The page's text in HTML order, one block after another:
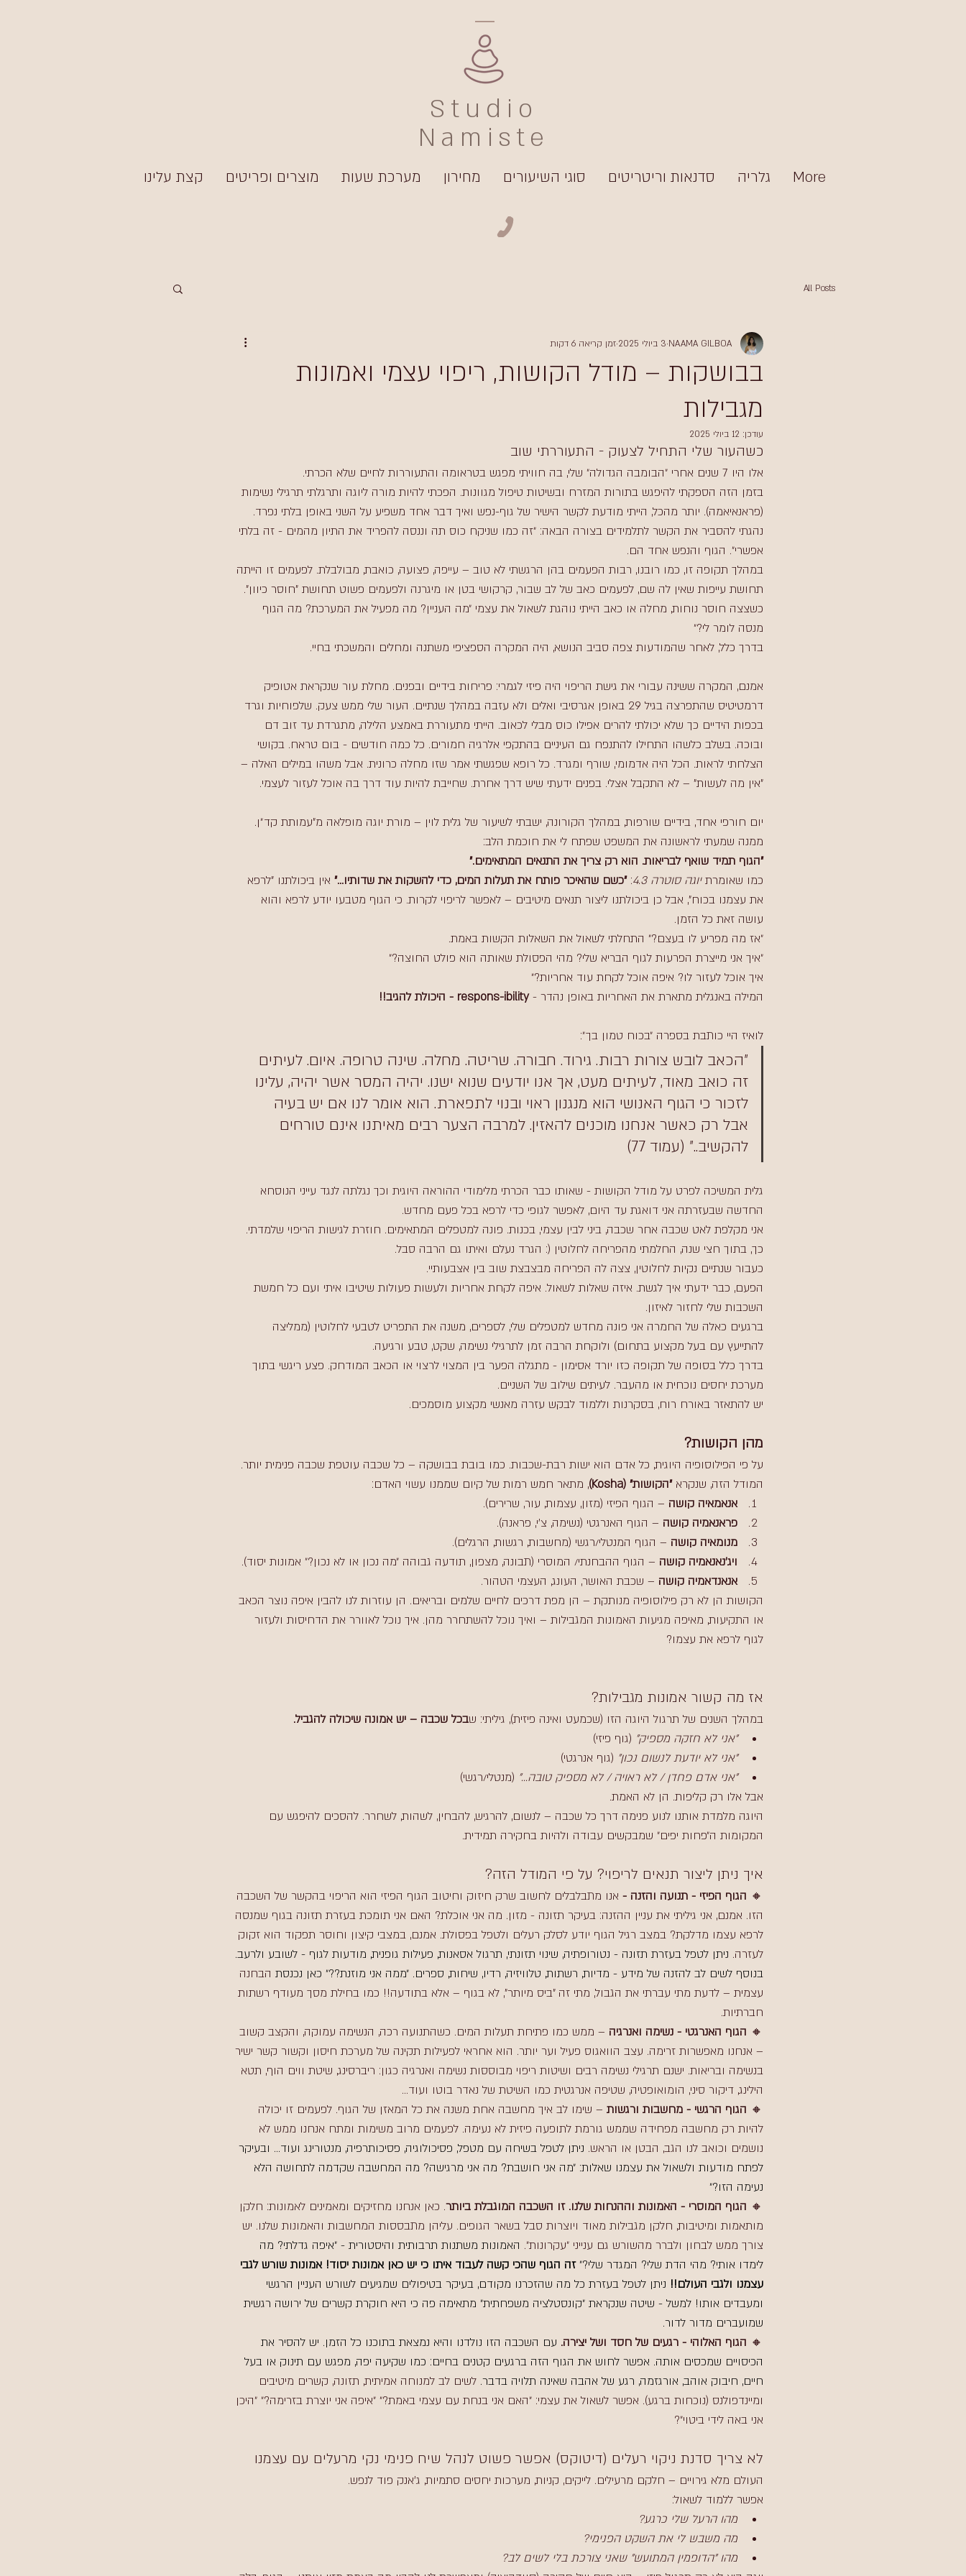
Studio
Namiste
קצת עלינו מוצרים ופריטים מערכת שעות מחירון סוגי השיעורים סדנאות וריטריטים גלריה More
All Posts
בבושקות – מודל הקושות, ריפוי עצמי ואמונות
מגבילות
NAAMA GILBOA 3 ביולי 2025 זמן קריאה 6 דקות
עודכן: 12 ביולי 2025
כשהעור שלי התחיל לצעוק - התעוררתי שוב
אלו היו 7 שנים אחרי ״הבומבה הגדולה״ שלי, בה חוויתי מפגש בטראומה והתעוררות לחיים שלא הכרתי.
בזמן הזה הספקתי להיפגש בתורות המזרח ובשיטות טיפול מגוונות. הפכתי להיות מורה ליוגה ותרגלתי תרגילי נשימות
(פראנאיאמה). יותר מהכל, הייתי מודעת לקשר הישיר של גוף-נפש ואיך דבר אחד משפיע על השני באופן בלתי נפרד.
נהגתי להסביר את הקשר לתלמידים בצורה הבאה: ״זה כמו שניקח כוס תה וננסה להפריד את התיון מהמים - זה בלתי
אפשרי״. הגוף והנפש אחד הם.
במהלך תקופה זו, כמו רובנו, רבות הפעמים בהן הרגשתי לא טוב – עייפה, פצועה, כואבת, מבולבלת. לפעמים זו הייתה
תחושת עייפות שאין לה שם, לפעמים כאב של לב שבור, קרקושי בטן או מיגרנה ולפעמים פשוט תחושת "חוסר כיוון".
כשצצה חוסר נוחות, מחלה או כאב הייתי נוהגת לשאול את עצמי ״מה העניין? מה מפעיל את המערכת? מה הגוף
מנסה לומר לי?״
בדרך כלל, לאחר שהמודעות צפה סביב הנושא, היה המקרה הספציפי משתנה ומחלים והמשכתי בחיי.
אמנם, המקרה ששינה עבורי את גישת הריפוי היה פיזי לגמרי: פריחות בידיים ובפנים. מחלת עור שנקראת אטופיק
דרמטיטיס שהתפרצה בגיל 29 באופן אגרסיבי ואלים ולא עזבה במהלך שנתיים. העור שלי ממש צעק. שלפוחיות וגרד
בכפות הידיים כך שלא יכולתי להרים אפילו כוס מבלי לכאוב. הייתי מתעוררת באמצע הלילה, מתגרדת עד זוב דם
ובוכה. בשלב כלשהו התחילו להתנפח גם העיניים בהתקפי אלרגיה חמורים. כל כמה חודשים - בום טראח. בקושי
הצלחתי לראות. הכל היה אדמומי, שורף ומגרד. כל רופא שפגשתי אמר שזו מחלה כרונית. אבל משהו במילים האלה –
"אין מה לעשות" – לא התקבל אצלי. בפנים ידעתי שיש דרך אחרת. שחייבת להיות עוד דרך בה אוכל לעזור לעצמי.
יום חורפי אחד, בידיים שורפות, במהלך הקורונה, ישבתי לשיעור של גלית לוין – מורת יוגה מופלאה מ"עמותת קד״ן.
ממנה שמעתי לראשונה את המשפט שפתח לי את חוכמת הלב:
"הגוף תמיד שואף לבריאות. הוא רק צריך את התנאים המתאימים."
כמו שאומרת יוגה סוטרה 4.3 : "כשם שהאיכר פותח את תעלות המים, כדי להשקות את שדותיו..." אין ביכולתנו "לרפא
את עצמנו בכוח", אבל כן ביכולתנו ליצור תנאים מיטיבים – לאפשר לריפוי לקרות. כי הגוף מטבעו יודע לרפא והוא
עושה זאת כל הזמן.
״אז מה מפריע לו בעצם?״ התחלתי לשאול את השאלות הקשות באמת.
״איך אני מייצרת הפרעות לגוף הבריא שלי? מהי הפסולת שאותה הוא פולט החוצה?״
איך אוכל לעזור לו? איפה אוכל לקחת עוד אחריות?״
המילה באנגלית מתארת את האחריות באופן נהדר - respons-ibility - היכולת להגיב!!
לואיז היי כותבת בספרה ״בכוח טמון בך״:
״הכאב לובש צורות רבות. גירוד. חבורה. שריטה. מחלה. שינה טרופה. איום. לעיתים
זה כואב מאוד, לעיתים מעט, אך אנו יודעים שנוא ישנו. יהיה המסר אשר יהיה, עלינו
לזכור כי הגוף האנושי הוא מנגנון ראוי ובנוי לתפארת. הוא אומר לנו אם יש בעיה
אבל רק כאשר אנחנו מוכנים להאזין. למרבה הצער רבים מאיתנו אינם טורחים
להקשיב..״ (עמוד 77)
גלית המשיכה לפרט על מודל הקושות - שאותו כבר הכרתי מלימודי ההוראה היוגית וכך נגלתה לנגד עייני הנוסחא
החדשה שבעזרתה אני דואגת עד היום, לאפשר לגופי כדי לרפא בכל פעם מחדש.
אני מקלפת לאט שכבה אחר שכבה, ביני לבין עצמי, בכנות. פונה למטפלים המתאימים. חוזרת לגישות הריפוי שלמדתי.
כך, בתוך חצי שנה, החלמתי מהפריחה לחלוטין (: הגרד נעלם ואיתו גם הרבה סבל.
כעבור שנתיים נקיות לחלוטין, צצה לה הפריחה מבצבצת שוב בין אצבעותיי.
הפעם, כבר ידעתי איך לגשת. איזה שאלות לשאול. איפה לקחת אחריות ולעשות פעולות שיטיבו איתי ועם כל חמשת
השכבות שלי לחזור לאיזון.
ברגעים כאלה של החמרה אני פונה מחדש למטפלים שלי, לספרים, משנה את התפריט לטבעי לחלוטין (ממליצה
להתייעץ עם בעל מקצוע בתחום) ולוקחת הרבה זמן לתרגילי נשימה, שקט, טבע ורגיעה.
בדרך כלל בסופה של תקופה כזו יורד אסימון - מתגלה הפער בין המצוי לרצוי או הכאב המודחק. פצע ריגשי בתוך
מערכת יחסים נוכחית או מהעבר. לעיתים שילוב של השניים.
יש להתאזר באורח רוח, בסקרנות וללמוד לבקש עזרה מאנשי מקצוע מוסמכים.
מהן הקושות?
על פי הפילוסופיה היוגית, כל אדם הוא ישות רבת-שכבות. כמו בובת בבושקה – כל שכבה עוטפת שכבה פנימית יותר.
המודל הזה, שנקרא "הקושות" (Kosha)
, מתאר חמש רמות של קיום שממנו עשוי האדם:
אנאמאיה קושה – הגוף הפיזי (מזון, עצמות, עור, שרירים).
פראנאמיה קושה – הגוף האנרגטי (נשימה, צ'י, פראנה).
מנומאיה קושה – הגוף המנטלי/רגשי (מחשבות, רגשות, הרגלים).
ויג'נאנאמיה קושה – הגוף ההבחנתי/ המוסרי (תבונה, מצפון, תודעה גבוהה ״מה נכון או לא נכון?״ אמונות יסוד).
אנאנדאמיה קושה – שכבת האושר, העונג, העצמי הטהור.
הקושות הן לא רק פילוסופיה מנותקת – הן מפת דרכים לחיים שלמים ובריאים. הן עוזרות לנו להבין איפה נוצר הכאב
או התקיעות, מאיפה מגיעות האמונות המגבילות – ואיך נוכל להשתחרר מהן. איך נוכל לאוורר את הדחיסות ולעזור
לגוף לרפא את עצמו?
אז מה קשור אמונות מגבילות?
במהלך השנים של תרגול היוגה הזו (שכמעט ואינה פיזית), גיליתי: שבכל שכבה – יש אמונה שיכולה להגביל.
"אני לא חזקה מספיק" (גוף פיזי)
"אני לא יודעת לנשום נכון" (גוף אנרגטי)
"אני אדם פחדן / לא ראויה / לא מספיק טובה..." (מנטלי/רגשי)
אבל אלו רק קליפות. הן לא האמת.
היוגה מלמדת אותנו לנוע פנימה דרך כל שכבה – לנשום, להרגיש, להבחין, לשהות, לשחרר. להסכים להיפגש עם
המקומות ה״פחות יפים״ שמבקשים עבודה ולהיות בחקירה תמידית.
איך ניתן ליצור תנאים לריפוי? על פי המודל הזה?
🔸 הגוף הפיזי - תנועה והזנה - אנו מתבלבלים לחשוב שרק חיזוק וחיטוב הגוף הפיזי הוא הריפוי בהקשר של השכבה
הזו. אמנם, אני גיליתי את עניין ההזנה: בעיקר תזונה - מזון. מה אני אוכלת? האם אני תומכת בעזרת תזונה בגוף שמנסה
לרפא עצמו מדלקת? במצב רגיל הגוף יודע לסלק רעלים ולטפל בפסולת. אמנם, במצבי קיצון וחוסר תפקוד הוא זקוק
לעזרה. ניתן לטפל בעזרת תזונה - נטורופתיה, שינוי תזונתי, תרגול אסאנות, פעילות גופנית, מודעות לגוף - לשובע ולרעב.
בנוסף לשים לב להזנה של מידע - מדיות, רשתות, טלוויזיה, רדיו, שיחות, ספרים. ״ממה אני מוזנת??״ כאן נכנסת הבחנה
עצמית – לדעת מתי עברתי את הגבול, מתי זה "ביס מיותר", לא בגוף – אלא בתודעה!! כמו בחילת מסך מעודף רשתות
חברתיות.
🔸 הגוף האנרגטי - נשימה ואנרגיה – ממש כמו פתיחת תעלות המים. כשהתנועה רכה, הנשימה עמוקה, והקצב קשוב
– אנחנו מאפשרות זרימה. עצב הוואגוס פעיל וער יותר. הוא אחראי לפעילות תקינה של מערכת חיסון וקשור קשר ישיר
בנשימה ובריאות. ישנם תרגילי נשימה רבים ושיטות ריפוי מבוססות נשימה ואנרגיה כגון: ריברסינג, שיטת ווים הוף, תטא
הילינג, דיקור סיני, הומואופטיה, שטיפה אנרגטית כמו השיטת של נאדר בוטו ועוד...
🔸 הגוף הרגשי - מחשבות ורגשות – שימו לב איך מחשבה אחת משנה את כל המאזן של הגוף. לפעמים זו יכולה
להיות רק מחשבה מפחידה שממש גורמת לתופעה פיזית לא נעימה. לפעמים מרוב משימות ומתח אנחנו ממש לא
נושמים וכואב לנו הגב, הבטן או הראש. ניתן לטפל בשיחה עם מטפל, פסיכולוגיה, פסיכותרפיה, מנטורינג ועוד... ובעיקר
לפתח מודעות ולשאול את עצמנו שאלות: ״מה אני חושבת? מה אני מרגישה? מה המחשבה שקדמה לתחושה הלא
נעימה הזו?״
🔸 הגוף המוסרי - האמונות וההנחות שלנו. זו השכבה המוגבלת ביותר. כאן אנחנו מחזיקים ומאמינים לאמונות: חלקן
מותאמות ומיטיבות, חלקן מגבילות מאוד ויוצרות סבל בשאר הגופים. עליהן מתבססות המחשבות והאמונות שלנו. יש
צורך ממש לבחון ולברר מהשורש גם ענייני ״עקרונות״. האמונות משתנות תרבותית והיסטורית - ״איפה גדלתי? מה
לימדו אותי? מהי הדת שלי? המגדר שלי?״ זה הגוף שהכי קשה לעבוד איתו כי יש כאן אמונות יסוד! אמונות שורש לגבי
עצמנו ולגבי העולם!! ניתן לטפל בעזרת כל מה שהזכרנו מקודם, בעיקר בטיפולים שמגיעים לשורש העניין הרגשי
ומעבדים אותו! למשל - שיטה שנקראת ״קונסטלציה משפחתית״ מתאימה פה כי היא חוקרת קשרים של ירושה רגשית
שמועברים מדור לדור.
🔸 הגוף האלוהי - רגעים של חסד ושל יצירה. עם השכבה הזו נולדנו והיא נמצאת בתוכנו כל הזמן. יש להסיר את
הכיסויים שמכסים אותה. אפשר לחוש את הגוף הזה ברגעים קטנים בחיים: כמו שקיעה יפה, מפגש עם תינוק או בעל
חיים, חיבוק אוהב, אורגזמה, רגע של אהבה שאינה תלויה בדבר. לשים לב למנוחה אמיתית, תזונה, קשרים מיטיבים
ומיינדפולנס (נוכחות ברגע). אפשר לשאול את עצמי: ״האם אני בנחת עם עצמי באמת?״ ״איפה אני יוצרת בזרימה?״ ״היכן
אני באה לידי ביטוי״?
לא צריך סדנת ניקוי רעלים (דיטוקס) אפשר פשוט לנהל שיח פנימי נקי מרעלים עם עצמנו
העולם מלא גירויים – חלקם מרעילים. לייקים, קניות, מערכות יחסים סתמיות, ג׳אנק פוד לנפש.
אפשר ללמוד לשאול:
מהו הרעל שלי כרגע?
מה משבש לי את השקט הפנימי?
מהו "הדופמין המתועש" שאני צורכת בלי לשים לב?